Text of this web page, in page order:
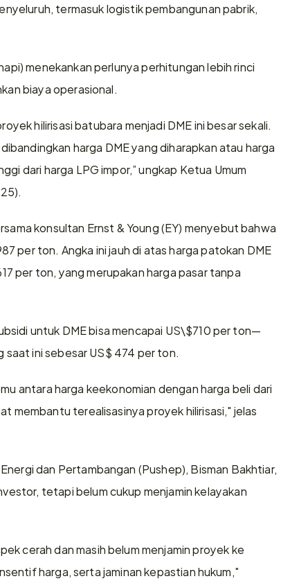
termasuk logistik pembangunan pabrik,
menekankan perlunya perhitungan lebih rinci
biaya operasional.
hilirisasi batubara menjadi DME ini besar sekali.
harga DME yang diharapkan atau harga
dari harga LPG impor,” ungkap Ketua Umum
konsultan Ernst & Young (EY) menyebut bahwa
per ton. Angka ini jauh di atas harga patokan DME
per ton, yang merupakan harga pasar tanpa
untuk DME bisa mencapai US\$710 per ton—
saat ini sebesar US$ 474 per ton.
antara harga keekonomian dengan harga beli dari
membantu terealisasinya proyek hilirisasi," jelas
dan Pertambangan (Pushep), Bisman Bakhtiar,
tetapi belum cukup menjamin kelayakan
cerah dan masih belum menjamin proyek ke
harga, serta jaminan kepastian hukum,"